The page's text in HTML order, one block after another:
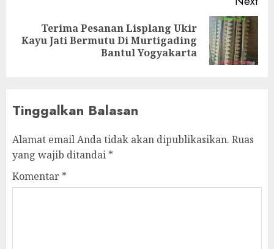
Terima Pesanan Lisplang Ukir
Kayu Jati Bermutu Di Murtigading
Bantul Yogyakarta
Tinggalkan Balasan
Alamat email Anda tidak akan dipublikasikan. Ruas
yang wajib ditandai *
Komentar *